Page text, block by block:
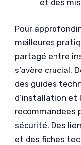
et des
Pour
meilleures
partagé entre
s’avère crucial.
des guides
d’installation et
recommandées
sécurité. Des
et des fiches